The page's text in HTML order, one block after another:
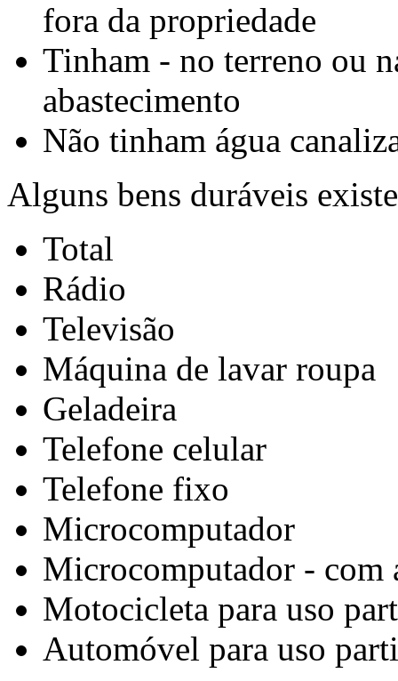
fora da propriedade
Tinham - no terreno ou
abastecimento
Não tinham água
Alguns bens duráveis
Total
Rádio
Televisão
Máquina de lavar roupa
Geladeira
Telefone celular
Telefone fixo
Microcomputador
Microcomputador - com
Motocicleta para uso
Automóvel para uso